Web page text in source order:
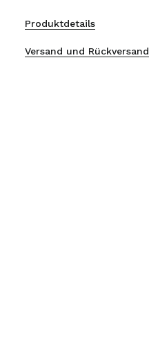
Produktdetails
Versand und Rückversand